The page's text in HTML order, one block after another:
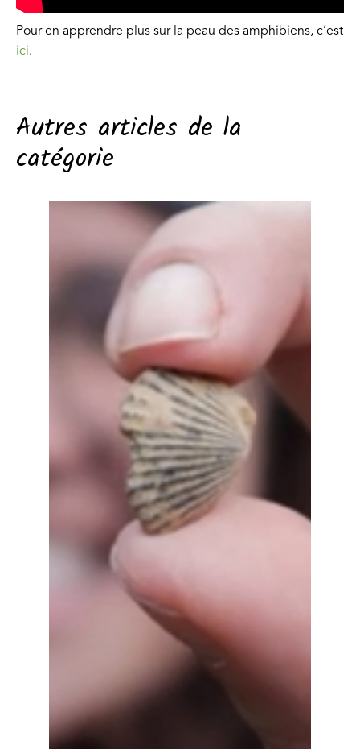
Pour en apprendre plus sur la peau des amphibiens, c’est
ici.
Autres articles de la
catégorie